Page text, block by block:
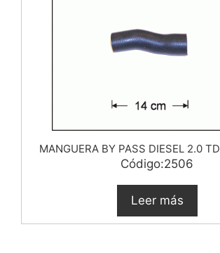
MANGUERA BY PASS DIESEL 2.0
Código:2506
Leer más